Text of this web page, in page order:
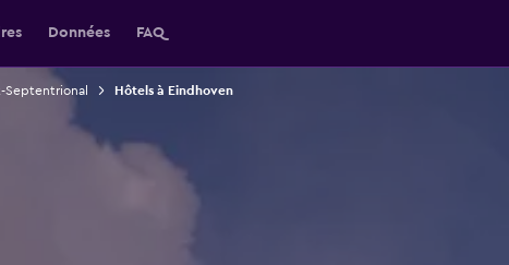
Données FAQ
Septentrional Hôtels à Eindhoven